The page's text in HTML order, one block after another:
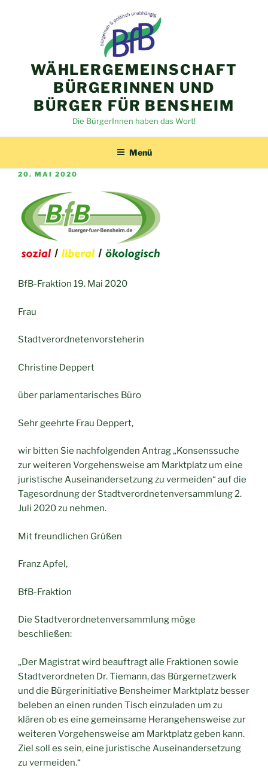
WÄHLERGEMEINSCHAFT
BÜRGERINNEN UND
BÜRGER FÜR BENSHEIM
Die BürgerInnen haben das Wort!
Menü
VERÖFFENTLICHT
20. MAI 2020
BfB-Fraktion 19. Mai 2020
Frau
Stadtverordnetenvorsteherin
Christine Deppert
über parlamentarisches Büro
Sehr geehrte Frau Deppert,
wir bitten Sie nachfolgenden Antrag „Konsenssuche
zur weiteren Vorgehensweise am Marktplatz um eine
juristische Auseinandersetzung zu vermeiden“ auf die
Tagesordnung der Stadtverordnetenversammlung 2.
Juli 2020 zu nehmen.
Mit freundlichen Grüßen
Franz Apfel,
BfB-Fraktion
Die Stadtverordnetenversammlung möge
beschließen:
„Der Magistrat wird beauftragt alle Fraktionen sowie
Stadtverordneten Dr. Tiemann, das Bürgernetzwerk
und die Bürgerinitiative Bensheimer Marktplatz besser
beleben an einen runden Tisch einzuladen um zu
klären ob es eine gemeinsame Herangehensweise zur
weiteren Vorgehensweise am Marktplatz geben kann.
Ziel soll es sein, eine juristische Auseinandersetzung
zu vermeiden.“